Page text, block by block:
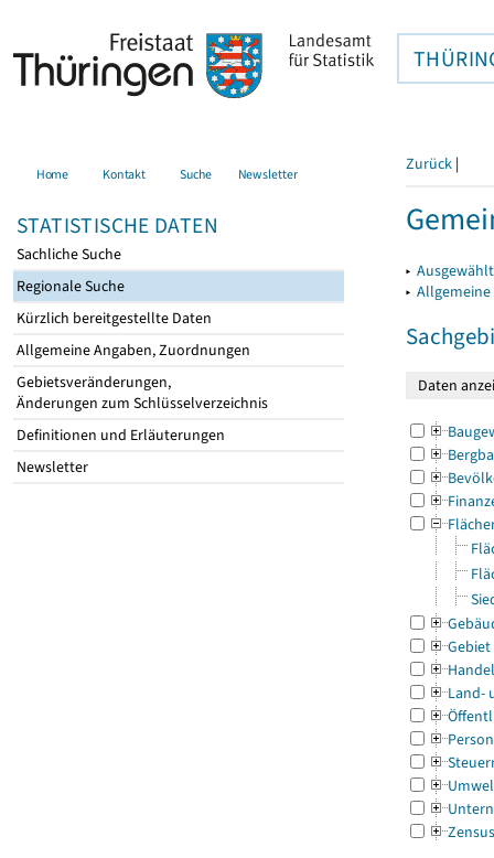
Home Kontakt Suche Newsletter
STATISTISCHE DATEN
Sachliche Suche
Regionale Suche
Kürzlich bereitgestellte Daten
Allgemeine Angaben, Zuordnungen
Gebietsveränderungen,
Änderungen zum Schlüsselverzeichnis
Definitionen und Erläuterungen
Newsletter
Zurück |
▸
▸
Gebiet
Land-
Zensus